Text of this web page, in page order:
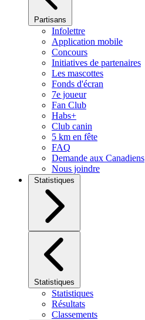
Partisans
Infolettre
Application mobile
Concours
Initiatives de partenaires
Les mascottes
Fonds d'écran
7e joueur
Fan Club
Habs+
Club canin
5 km en fête
FAQ
Demande aux Canadiens
Nous joindre
Statistiques
Statistiques
Statistiques
Résultats
Classements